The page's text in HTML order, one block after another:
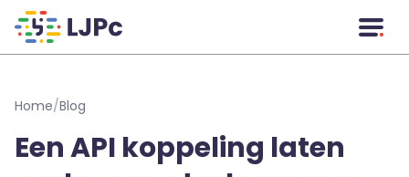
Home/Blog
Een API koppeling laten